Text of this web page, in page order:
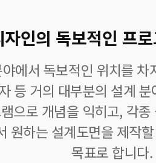
자인의 독보적인 프
에서 독보적인 위치를 차
등 거의 대부분의 설계
으로 개념을 익히고, 각
원하는 설계도면을 제작
목표로 합니다.